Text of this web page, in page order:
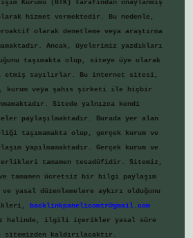
Kurumu (BTK) tarafından onaylanmış
hizmet vermektedir. Bu nedenle,
olarak denetleme veya araştırma
Ancak, üyelerimiz yazdıkları
taşımakta olup, siteye üye olarak
etmiş sayılırlar. Bu internet sitesi,
kurum veya şahıs şirketi ile hiçbir
Sitede yalnızca kendi
paylaşılmaktadır. Burada yer alan
taşımamakta olup, gerçek kurum ve
yapılmamaktadır. Gerçek kurum ve
tamamen tesadüfidir. Sitemiz,
ve tamamen ücretsiz bir bilgi paylaşım
yasal düzenlemelere aykırı olduğunu
backlinkpanelicomtr@gmail.com
halinde, ilgili içerikler yasal süre
sitemizden kaldırılacaktır.